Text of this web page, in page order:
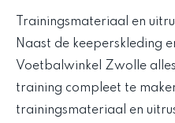
Trainingsmateriaal en
Naast de keeperskleding
Voetbalwinkel Zwolle
training compleet te
trainingsmateriaal en